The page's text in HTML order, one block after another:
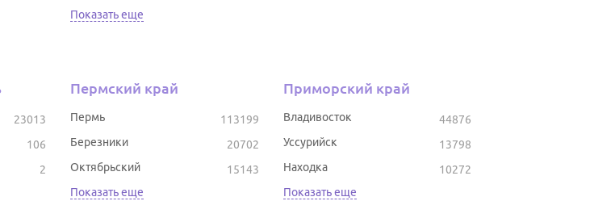
Показать еще
23013
106
2
Пермский край
113199
Пермь
20702
Березники
15143
Октябрьский
Показать еще
Приморский край
44876
Владивосток
13798
Уссурийск
10272
Находка
Показать еще